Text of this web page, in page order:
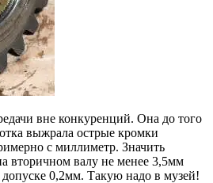
вне конкуренций. Она до того
выжрала острые кромки
с миллиметр. Значить
вторичном валу не менее 3,5мм
0,2мм. Такую надо в музей!